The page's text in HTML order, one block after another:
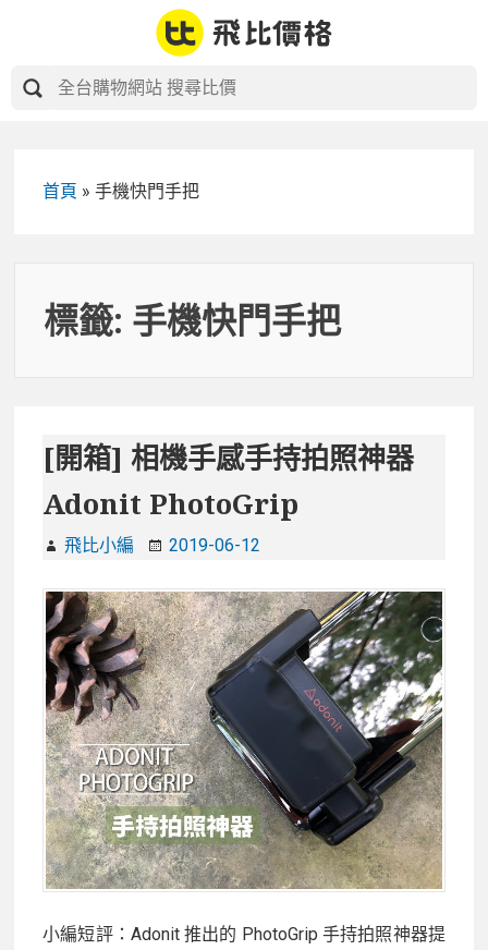
首頁 » 手機快門手把
標籤: 手機快門手把
[開箱] 相機手感手持拍照神器
Adonit PhotoGrip
飛比小編 2019-06-12
小編短評：Adonit 推出的 PhotoGrip 手持拍照神器提